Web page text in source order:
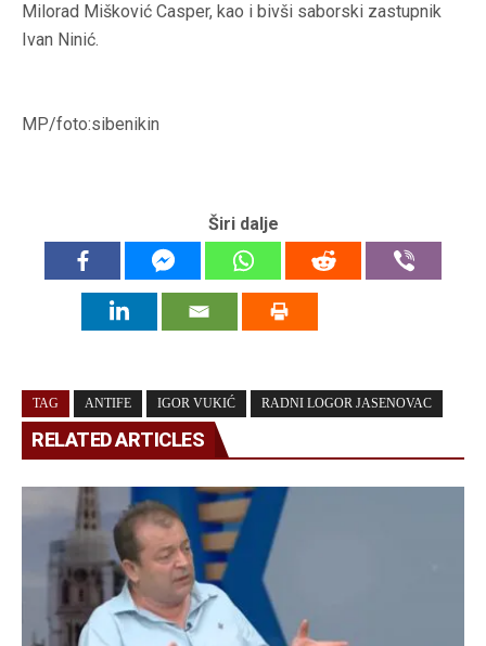
Milorad Mišković Casper, kao i bivši saborski zastupnik
Ivan Ninić.
MP/foto:sibenikin
Širi dalje
TAG ANTIFE IGOR VUKIĆ RADNI LOGOR JASENOVAC
RELATED ARTICLES